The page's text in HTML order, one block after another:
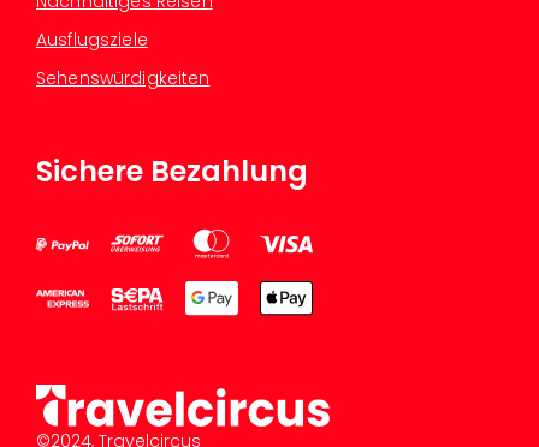
Ausflugsziele
Sehenswürdigkeiten
Sichere Bezahlung
©2024, Travelcircus